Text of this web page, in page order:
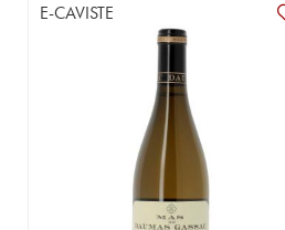
E-CAVISTE